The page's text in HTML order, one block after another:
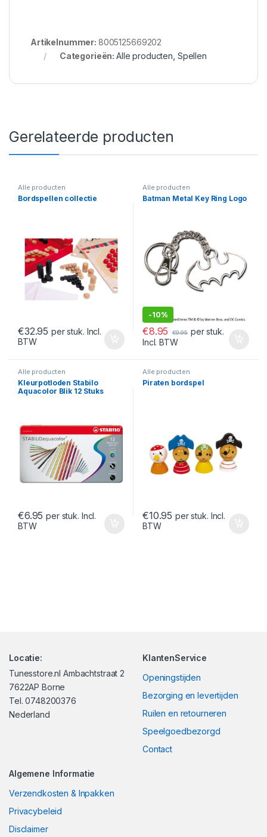
Artikelnummer: 8005125669202
Categorieën:Alle producten Spellen
Gerelateerde producten
Alle producten
Bordspellen collectie
€32.95 per stuk. Incl.
BTW
Alle producten
Batman Metal Key Ring Logo
-10%
€8.95 €9.95 per stuk.
Incl. BTW
Alle producten
Kleurpotloden Stabilo
Aquacolor Blik 12 Stuks
€6.95 per stuk. Incl.
BTW
Alle producten
Piraten bordspel
€10.95 per stuk. Incl.
BTW
Locatie:
Tunesstore.nl Ambachtstraat 2
7622AP Borne
Tel. 0748200376
Nederland
KlantenService
Openingstijden
Bezorging en levertijden
Ruilen en retourneren
Speelgoedbezorgd
Contact
Algemene Informatie
Verzendkosten & Inpakken
Privacybeleid
Disclaimer